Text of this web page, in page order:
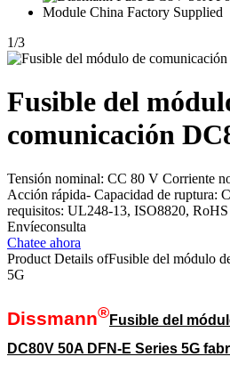
1/3
Fusible del
comunicación
Tensión nominal: CC 80 V Corriente
Acción rápida- Capacidad de ruptura:
requisitos: UL248-13, ISO8820, RoHS
Envíeconsulta
Chatee ahora
Product Details ofFusible del módulo
5G
Dissmann®Fusible del
DC80V 50A DFN-E Series 5G